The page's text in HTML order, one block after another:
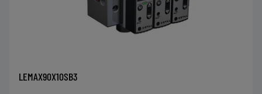
LEMAX90X10SB3